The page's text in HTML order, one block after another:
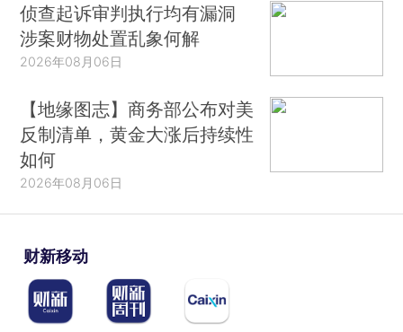
侦查起诉审判执行均有漏洞
涉案财物处置乱象何解
2026年08月06日
【地缘图志】商务部公布对美
反制清单，黄金大涨后持续性
如何
2026年08月06日
财新移动